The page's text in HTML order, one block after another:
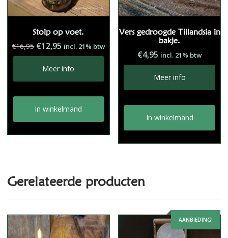
Stolp op voet.
€16,95 Oorspronkelijke
prijs
was:
€16,95.
€12,95 Huidige
prijs
is:
€12,95.
incl. 21% btw
Meer info
In winkelmand
Vers gedroogde Tillandsia in
bakje.
€4,95 incl. 21% btw
Meer info
In winkelmand
Gerelateerde producten
AANBIEDING!